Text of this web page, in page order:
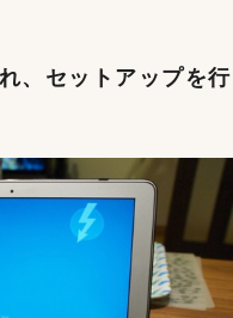
、セットアップを行